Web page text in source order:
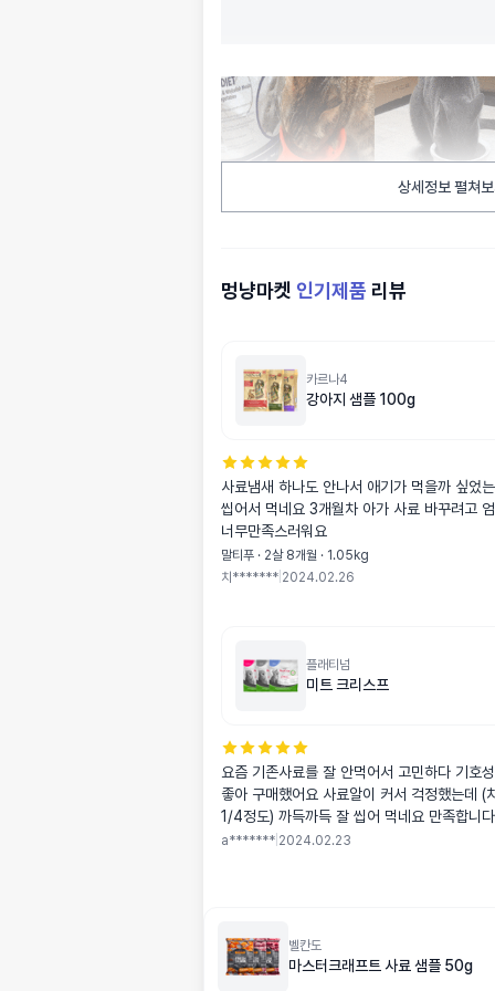
상세정보 펼쳐
멍냥마켓 인기제품 리뷰
카르나4
강아지 샘플 100g
사료냄새 하나도 안나서 애기가 먹을까 싶었
씹어서 먹네요 3개월차 아가 사료 바꾸려고
너무만족스러워요
말티푸 · 2살 8개월 · 1.05kg
치******* 2024.02.26
플래티넘
미트 크리스프
요즘 기존사료를 잘 안먹어서 고민하다 기호
좋아 구매했어요 사료알이 커서 걱정했는데 (
1/4정도) 까득까득 잘 씹어 먹네요 만족합니
a******* 2024.02.23
벨칸도
마스터크래프트 사료 샘플 50g